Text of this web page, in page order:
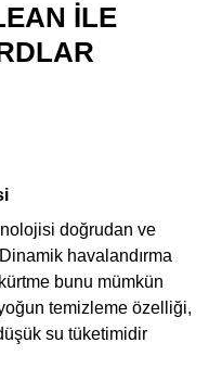
ILE
doğrudan ve
havalandırma
bunu mümkün
temizleme özelliği,
su tüketimidir